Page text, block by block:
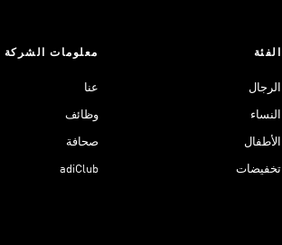
الفئة
الرجال
النساء
الأطفال
تخفيضات
معلومات الشركة
عنا
وظائف
صحافة
adiClub